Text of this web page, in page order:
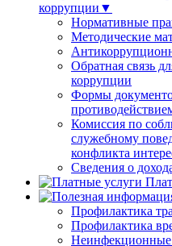
коррупции▼
Нормативные
Методические
Обратная связь
коррупции
Формы
Комиссия по
служебному
конфликта
Сведения о
Профилактика
Профилактика
Неинфекционные